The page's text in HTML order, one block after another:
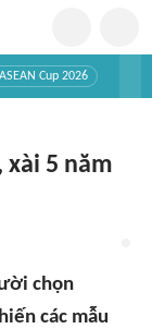
Cup 2026
5 năm
chọn
các mẫu